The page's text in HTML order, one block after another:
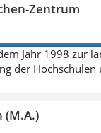
Zentrum
Jahr 1998 zur
der
(M.A.)